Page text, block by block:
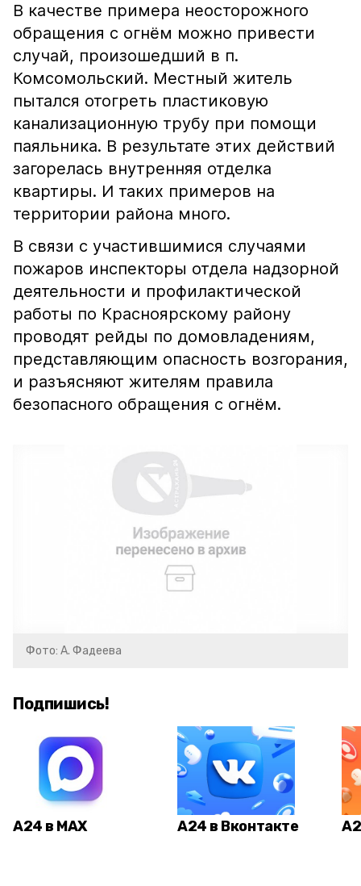
В качестве примера неосторожного
обращения с огнём можно привести
случай, произошедший в п.
Комсомольский. Местный житель
пытался отогреть пластиковую
канализационную трубу при помощи
паяльника. В результате этих действий
загорелась внутренняя отделка
квартиры. И таких примеров на
территории района много.
В связи с участившимися случаями
пожаров инспекторы отдела надзорной
деятельности и профилактической
работы по Красноярскому району
проводят рейды по домовладениям,
представляющим опасность возгорания,
и разъясняют жителям правила
безопасного обращения с огнём.
Фото: А. Фадеева
Подпишись!
А24 в MAX А24 в Вконтакте